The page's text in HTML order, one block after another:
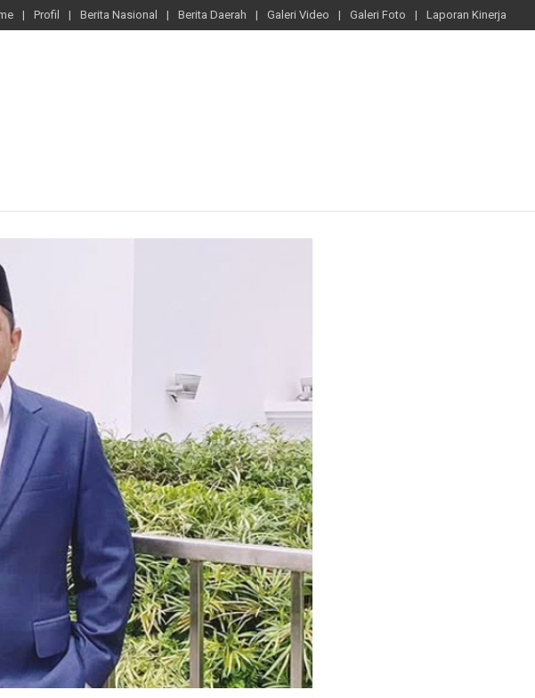
Profil Berita Nasional Berita Daerah Galeri Video Galeri Foto Laporan Kinerja